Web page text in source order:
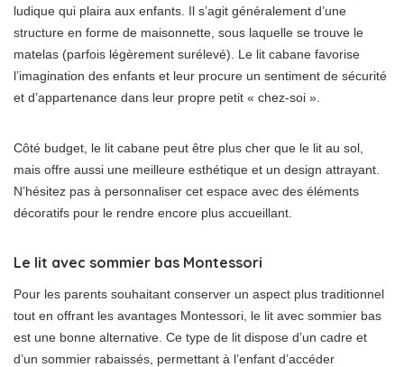
ludique qui plaira aux enfants. Il s’agit généralement d’une
structure en forme de maisonnette, sous laquelle se trouve le
matelas (parfois légèrement surélevé). Le lit cabane favorise
l’imagination des enfants et leur procure un sentiment de sécurité
et d’appartenance dans leur propre petit « chez-soi ».
Côté budget, le lit cabane peut être plus cher que le lit au sol,
mais offre aussi une meilleure esthétique et un design attrayant.
N’hésitez pas à personnaliser cet espace avec des éléments
décoratifs pour le rendre encore plus accueillant.
Le lit avec sommier bas Montessori
Pour les parents souhaitant conserver un aspect plus traditionnel
tout en offrant les avantages Montessori, le lit avec sommier bas
est une bonne alternative. Ce type de lit dispose d’un cadre et
d’un sommier rabaissés, permettant à l’enfant d’accéder